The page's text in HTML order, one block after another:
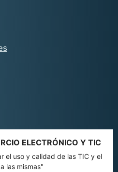
ELECTRÓNICO Y TIC
el uso y calidad de las TIC y el
las mismas"